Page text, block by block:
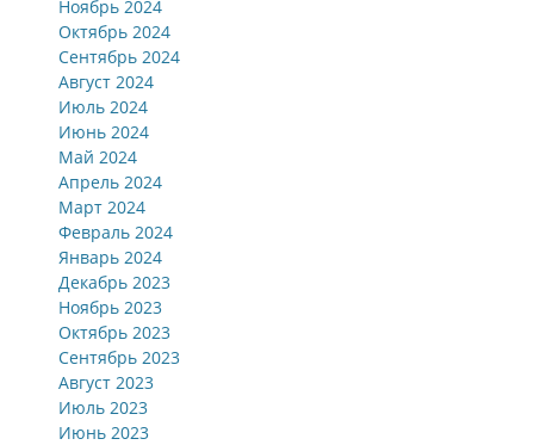
Ноябрь 2024
Октябрь 2024
Сентябрь 2024
Август 2024
Июль 2024
Июнь 2024
Май 2024
Апрель 2024
Март 2024
Февраль 2024
Январь 2024
Декабрь 2023
Ноябрь 2023
Октябрь 2023
Сентябрь 2023
Август 2023
Июль 2023
Июнь 2023